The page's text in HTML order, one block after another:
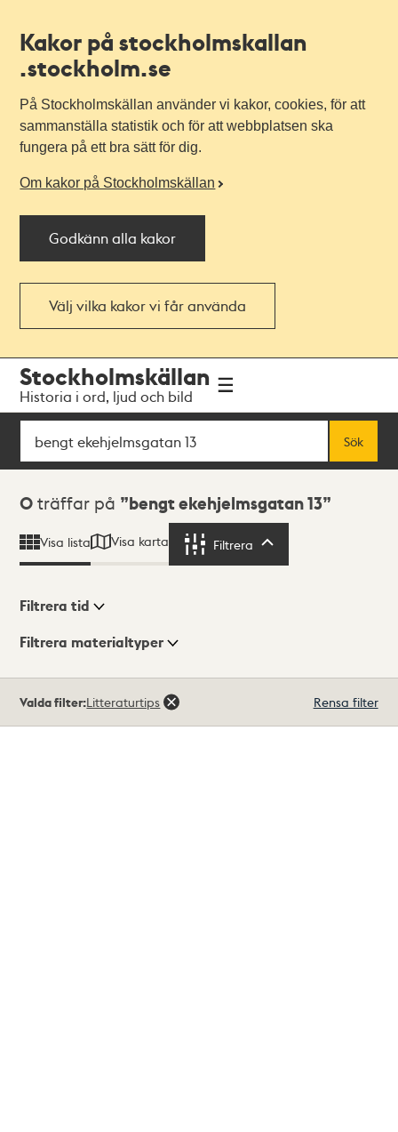
Kakor på stockholmskallan
.stockholm.se
På Stockholmskällan använder vi kakor, cookies, för att
sammanställa statistik och för att webbplatsen ska
fungera på ett bra sätt för dig.
Om kakor på Stockholmskällan
Godkänn alla kakor
Välj vilka kakor vi får använda
navigationen
huvudinnehållet
Stockholmskällan
Historia i ord, ljud och bild
Sök
Sök
Sökresultat
0 träffar på bengt ekehjelmsgatan 13
Visa lista Visa karta Filtrera
Visningsläge
Filtrera tid
Filtrera materialtyper
träffar
Valda filter:Litteraturtips Rensa filter